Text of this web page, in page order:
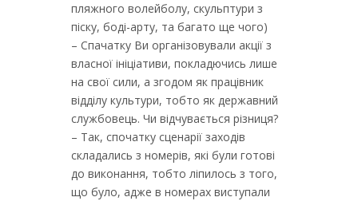
пляжного волейболу, скульптури з
піску, боді-арту, та багато ще чого)
– Спачатку Ви організовували акції з
власної ініціативи, покладючись лише
на свої сили, а згодом як працівник
відділу культури, тобто як державний
службовець. Чи відчувається різниця?
– Так, спочатку сценарії заходів
складались з номерів, які були готові
до виконання, тобто ліпилось з того,
що було, адже в номерах виступали